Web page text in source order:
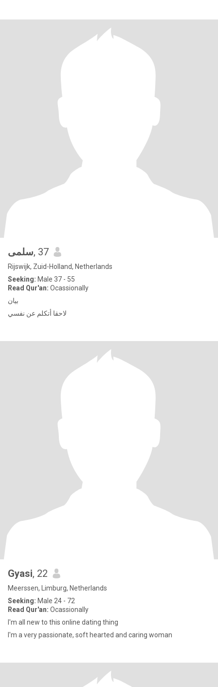
سلمى, 37
Rijswijk, Zuid-Holland, Netherlands
Seeking: Male 37 - 55
Read Qur'an: Ocassionally
بيان
لاحقا أتكلم عن نفسي
Gyasi, 22
Meerssen, Limburg, Netherlands
Seeking: Male 24 - 72
Read Qur'an: Ocassionally
I'm all new to this online dating thing
I'm a very passionate, soft hearted and caring woman